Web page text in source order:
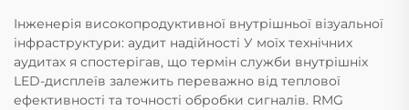
Інженерія високопродуктивної внутрішньої візуальної
інфраструктури: аудит надійності У моїх технічних
аудитах я спостерігав, що термін служби внутрішніх
LED-дисплеїв залежить переважно від теплової
ефективності та точності обробки сигналів. RMG